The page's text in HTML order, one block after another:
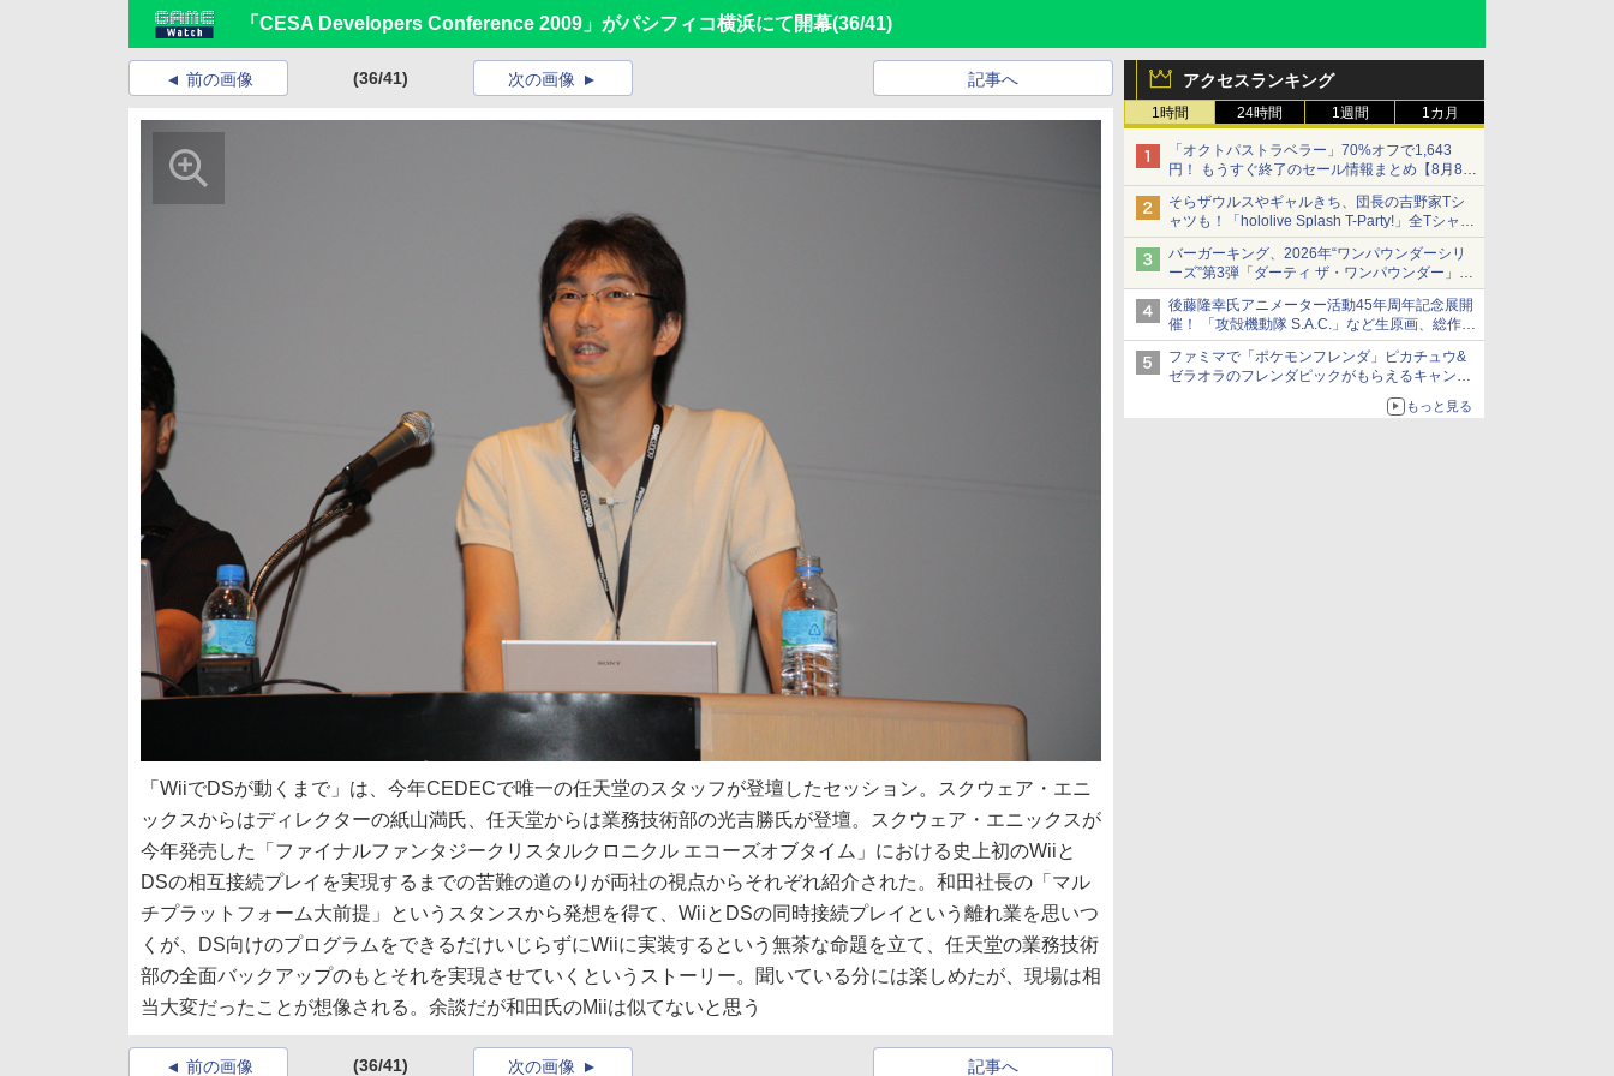
「CESA Developers Conference 2009」がパシフィコ横浜にて開幕(36/41)
アクセスランキング
1時間 24時間 1週間 1カ月
「オクトパストラベラー」70%オフで1,643
円！ もうすぐ終了のセール情報まとめ【8月8日
更新】
ニンテンドーeショップでは「大神 絶景版」が
67%オフで990円
そらザウルスやギャルきち、団長の吉野家Tシ
ャツも！「hololive Splash T-Party!」全Tシャツ
ラインナップ公開＆オンライン販売開始
バーガーキング、2026年“ワンパウンダーシリ
ーズ”第3弾「ダーティ ザ・ワンパウンダー」を
8月7日発売
「特製ガーリックマヨソース」を使用した超大
型チーズバーガー
後藤隆幸氏アニメーター活動45年周年記念展開
催！ 「攻殻機動隊 S.A.C.」など生原画、総作画
監督修正が展示
ファミマで「ポケモンフレンダ」ピカチュウ&
ゼラオラのフレンダピックがもらえるキャンペ
もっと見る
前の画像 (36/41) 記事へ
次の画像
「WiiでDSが動くまで」は、今年CEDECで唯一の任天堂のスタッフが登壇したセッション。スクウェア・エニ
ックスからはディレクターの紙山満氏、任天堂からは業務技術部の光吉勝氏が登壇。スクウェア・エニックスが
今年発売した「ファイナルファンタジークリスタルクロニクル エコーズオブタイム」における史上初のWiiと
DSの相互接続プレイを実現するまでの苦難の道のりが両社の視点からそれぞれ紹介された。和田社長の「マル
チプラットフォーム大前提」というスタンスから発想を得て、WiiとDSの同時接続プレイという離れ業を思いつ
くが、DS向けのプログラムをできるだけいじらずにWiiに実装するという無茶な命題を立て、任天堂の業務技術
部の全面バックアップのもとそれを実現させていくというストーリー。聞いている分には楽しめたが、現場は相
当大変だったことが想像される。余談だが和田氏のMiiは似てないと思う
前の画像 (36/41) 記事へ
次の画像